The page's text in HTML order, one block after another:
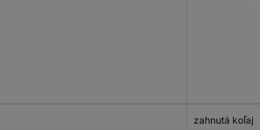
zahnutá koľaj